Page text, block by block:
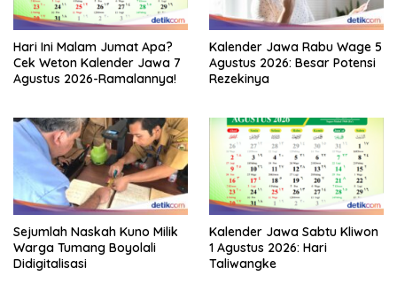
Hari Ini Malam Jumat Apa?
Cek Weton Kalender Jawa 7
Agustus 2026-Ramalannya!
Kalender Jawa Rabu Wage 5
Agustus 2026: Besar Potensi
Rezekinya
Sejumlah Naskah Kuno Milik
Warga Tumang Boyolali
Didigitalisasi
Kalender Jawa Sabtu Kliwon
1 Agustus 2026: Hari
Taliwangke